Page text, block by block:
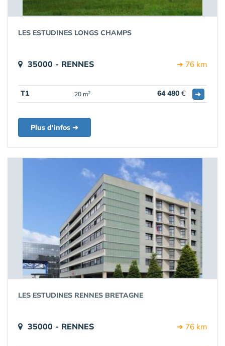
LES ESTUDINES LONGS CHAMPS
35000 - RENNES ➔ 76 km
T1 20 m2 64 480 € ➔
Plus d'infos ➔
LES ESTUDINES RENNES BRETAGNE
35000 - RENNES ➔ 76 km